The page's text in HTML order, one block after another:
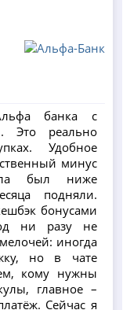
банка с
Это реально
Удобное
минус
был ниже
подняли.
бонусами
ни разу не
иногда
но в чате
кому нужны
главное –
Сейчас я